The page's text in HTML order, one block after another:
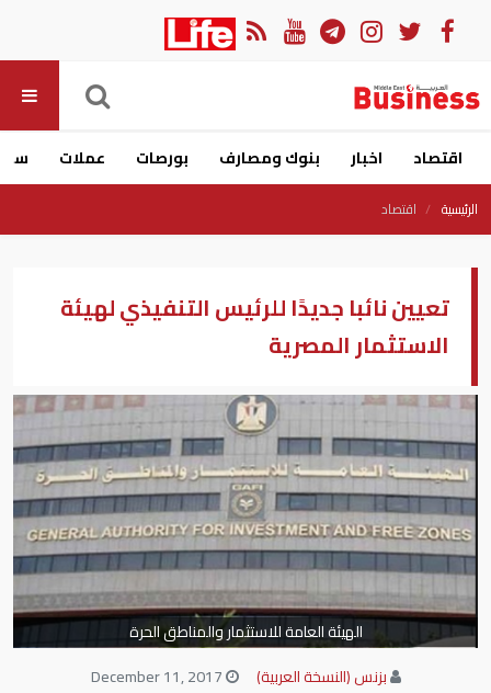
اقتصاد اخبار بنوك ومصارف بورصات عملات
الرئيسية اقتصاد
تعيين نائبا جديدًا للرئيس التنفيذي لهيئة
الاستثمار المصرية
الهيئة العامة للاستثمار والمناطق الحرة
بزنس (النسخة العربية)